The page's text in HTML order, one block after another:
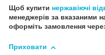
Щоб купити нержавіючі
менеджерів за вказаними
оформіть замовлення
Приховати